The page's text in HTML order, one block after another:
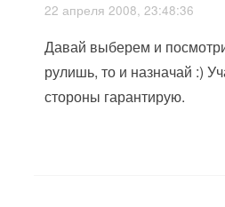
22 апреля 2008, 23:48:36
Давай выберем и
рулишь, то и назначай :)
стороны гарантирую.